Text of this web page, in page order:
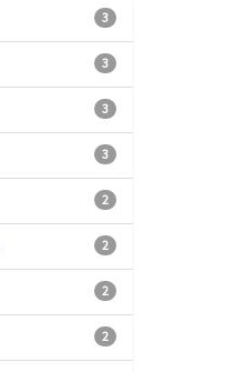
3
3
3
3
2
2
2
2